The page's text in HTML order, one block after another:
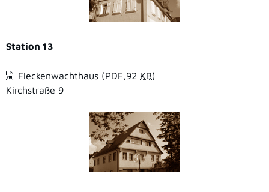
Station 13
Fleckenwachthaus (PDF,92 KB)
Kirchstraße 9